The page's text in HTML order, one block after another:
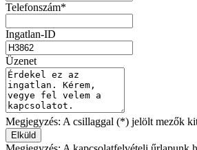
Telefonszám*
Ingatlan-ID
Üzenet
Megjegyzés: A csillaggal (*) jelölt mezők